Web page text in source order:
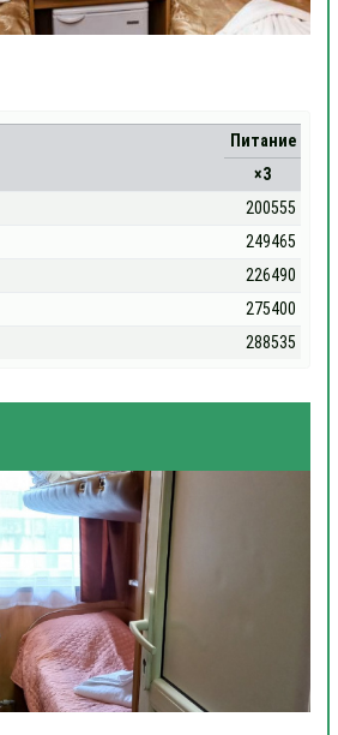
Питание
×3
200555
249465
226490
275400
288535